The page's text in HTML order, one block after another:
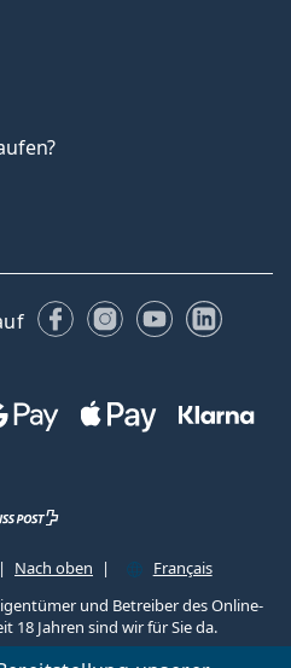
FacebookInstagram
YouTube
Nach oben
Français
und Betreiber des Online-
18 Jahren sind wir für Sie da.